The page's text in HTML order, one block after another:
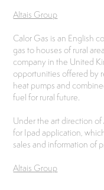
Altais Group
Calor Gas is an English
gas to houses of rural
company in the United
opportunities offered by
heat pumps and
fuel for rural future.
Under the art direction
for Ipad application,
sales and information of
Altais Group